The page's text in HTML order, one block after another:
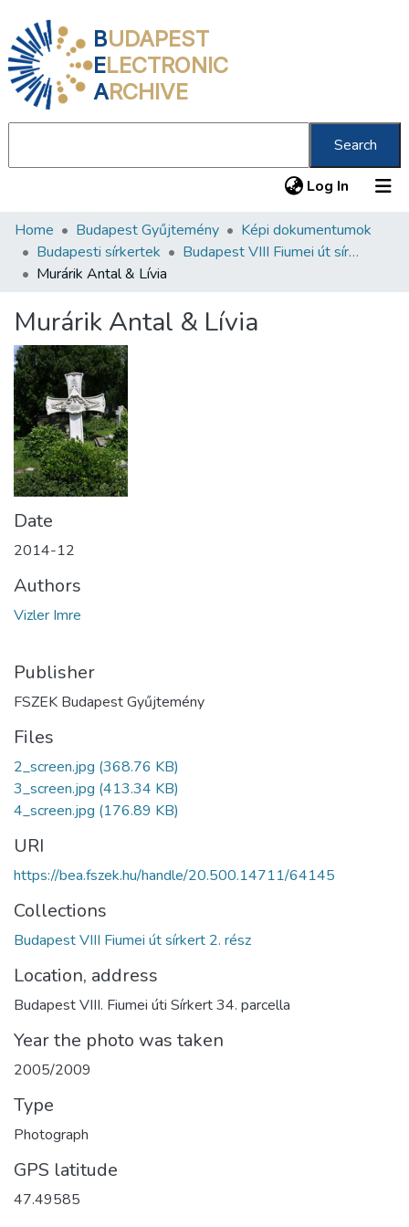
BUDAPEST
ELECTRONIC
ARCHIVE
Search
Log In (current)
Communities & Collections
All of DSpace
About us
Home Budapest Gyűjtemény
Képi dokumentumok
Budapesti sírkertek
Budapest VIII Fiumei út sírkert 2. rész
Murárik Antal & Lívia
Murárik Antal & Lívia
Date
2014-12
Authors
Vizler Imre
Publisher
FSZEK Budapest Gyűjtemény
Files
2_screen.jpg (368.76 KB)
3_screen.jpg (413.34 KB)
4_screen.jpg (176.89 KB)
URI
https://bea.fszek.hu/handle/20.500.14711/64145
Collections
Budapest VIII Fiumei út sírkert 2. rész
Location, address
Budapest VIII. Fiumei úti Sírkert 34. parcella
Year the photo was taken
2005/2009
Type
Photograph
GPS latitude
47.49585